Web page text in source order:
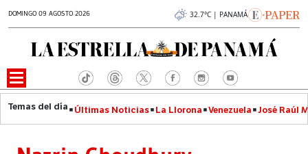
DOMINGO 09 AGOSTO 2026 32.7°C | PANAMÁ
Últimas Noticias La Llorona Venezuela José Raúl